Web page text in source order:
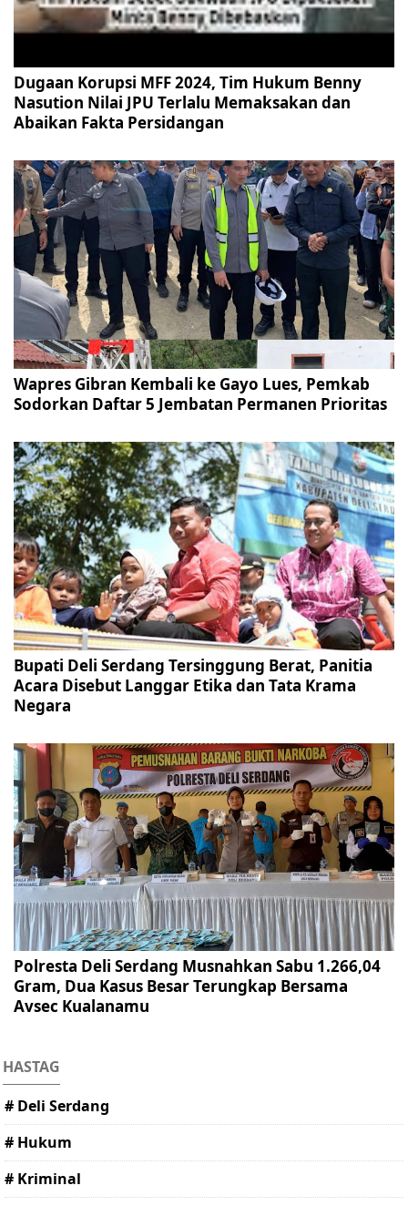
Dugaan Korupsi MFF 2024, Tim Hukum Benny
Nasution Nilai JPU Terlalu Memaksakan dan
Abaikan Fakta Persidangan
Wapres Gibran Kembali ke Gayo Lues, Pemkab
Sodorkan Daftar 5 Jembatan Permanen Prioritas
Bupati Deli Serdang Tersinggung Berat, Panitia
Acara Disebut Langgar Etika dan Tata Krama
Negara
Polresta Deli Serdang Musnahkan Sabu 1.266,04
Gram, Dua Kasus Besar Terungkap Bersama
Avsec Kualanamu
HASTAG
# Deli Serdang
# Hukum
# Kriminal